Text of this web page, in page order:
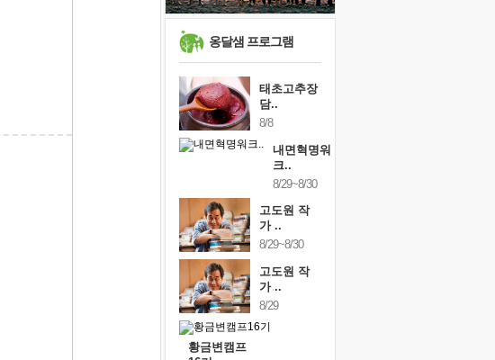
유년 시절의 부산 영도 바다
못된 꼰대들
거울 속의 나
옹달샘 프로그램
태초고추장
담..
8/8
내면혁명워
크..
8/29~8/30
고도원 작
가 ..
8/29~8/30
고도원 작
가 ..
8/29
황금변캠프